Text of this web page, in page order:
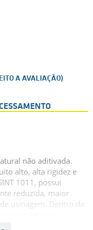
A AVALIAÇÃO)
não aditivada.
alto, alta rigidez e
1011, possui
reduzida, maior
usinagem. Dentro da